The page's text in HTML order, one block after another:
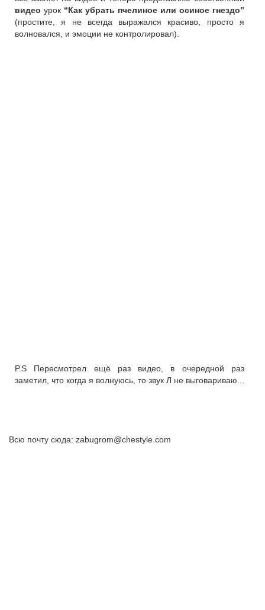
видео урок “Как убрать пчелиное или осиное гнездо”
(простите, я не всегда выражался красиво, просто я
волновался, и эмоции не контролировал).
P.S Пересмотрел ещё раз видео, в очередной раз
заметил, что когда я волнуюсь, то звук Л не выговариваю...
Всю почту сюда: zabugrom@chestyle.com